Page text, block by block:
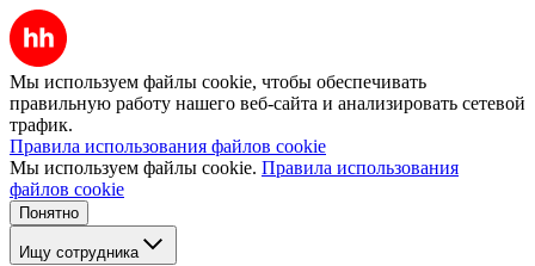
Мы используем файлы cookie, чтобы обеспечивать
правильную работу нашего веб-сайта и анализировать сетевой
трафик.
Правила использования файлов cookie
Мы используем файлы cookie. Правила использования
файлов cookie
Понятно
Ищу сотрудника